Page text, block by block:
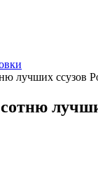
лучших ссузов